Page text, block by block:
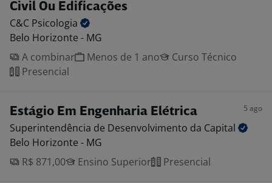
Civil Ou Edificações
C&C Psicologia
Belo Horizonte - MG
A combinar
Menos de 1 ano
Curso Técnico
Presencial
Estágio Em Engenharia Elétrica 5 ago
Superintendência de Desenvolvimento da Capital
Belo Horizonte - MG
R$ 871,00
Ensino Superior Presencial